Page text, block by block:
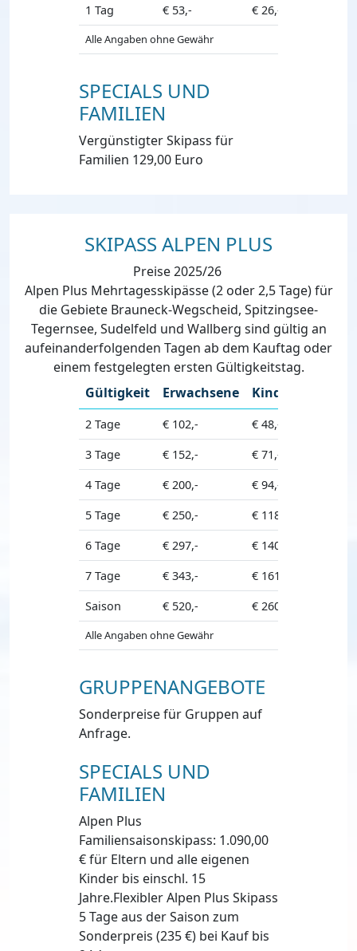
1 Tag
€ 53,- € 26,-
Alle Angaben ohne Gewähr
SPECIALS UND
FAMILIEN
Vergünstigter Skipass für
Familien 129,00 Euro
SKIPASS ALPEN PLUS
Preise 2025/26
Alpen Plus Mehrtagesskipässe(2 oder 2,5 Tage) für
die Gebiete Brauneck-Wegscheid, Spitzingsee-
Tegernsee, Sudelfeld und Wallberg sind gültig an
aufeinanderfolgenden Tagen ab dem Kauftag oder
einem festgelegten ersten Gültigkeitstag.
Gültigkeit
Erwachsene Kinder
2 Tage € 102,- € 48,-
3 Tage
€ 152,- € 71,-
4 Tage
€ 200,- € 94,-
5 Tage
€ 250,- € 118,-
6 Tage
€ 297,- € 140,-
7 Tage
€ 343,- € 161,-
Saison
€ 520,- € 260,-
Alle Angaben ohne Gewähr
GRUPPENANGEBOTE
Sonderpreise für Gruppen auf
Anfrage.
SPECIALS UND
FAMILIEN
Alpen Plus
Familiensaisonskipass: 1.090,00
€ für Eltern und alle eigenen
Kinder bis einschl. 15
Jahre.Flexibler Alpen Plus Skipass
5 Tage aus der Saison zum
Sonderpreis (235 €) bei Kauf bis